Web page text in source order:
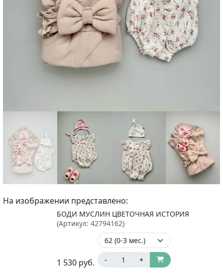
На изображении представлено:
БОДИ МУСЛИН ЦВЕТОЧНАЯ ИСТОРИЯ
(Артикул: 42794162)
1 530 руб. - +